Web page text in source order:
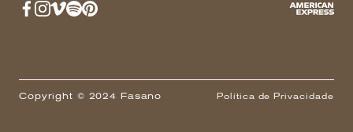
Copyright © 2024 Fasano Política de Privacidade